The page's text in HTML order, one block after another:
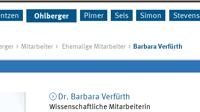
Ohlberger Pirner Seis Simon Stevens
Mitarbeiter Ehemalige Mitarbeiter Barbara Verfürth
Dr. Barbara Verfürth
Wissenschaftliche Mitarbeiterin